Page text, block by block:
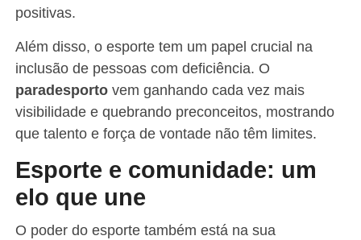
positivas.
Além disso, o esporte tem um papel crucial na
inclusão de pessoas com deficiência. O
paradesportovem ganhando cada vez mais
visibilidade e quebrando preconceitos, mostrando
que talento e força de vontade não têm limites.
Esporte e comunidade: um
elo que une
O poder do esporte também está na sua